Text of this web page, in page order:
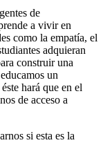
de
a vivir en
como la empatía, el
adquieran
construir una
un
hará que en el
de acceso a
si esta es la